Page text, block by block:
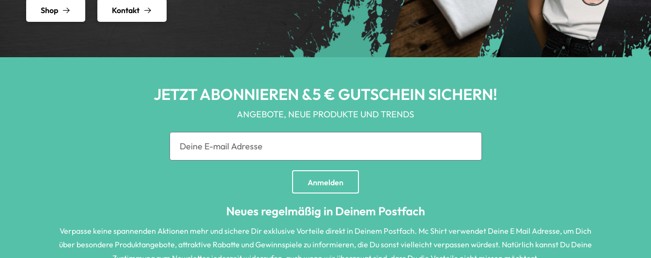
Shop Kontakt
JETZT ABONNIEREN &5 € GUTSCHEIN SICHERN!
ANGEBOTE, NEUE PRODUKTE UND TRENDS
Anmelden
Neues regelmäßig in Deinem Postfach
Verpasse keine spannenden Aktionen mehr und sichere Dir exklusive Vorteile direkt in Deinem Postfach. Mc Shirt verwendet Deine E Mail Adresse, um Dich
über besondere Produktangebote, attraktive Rabatte und Gewinnspiele zu informieren, die Du sonst vielleicht verpassen würdest. Natürlich kannst Du Deine